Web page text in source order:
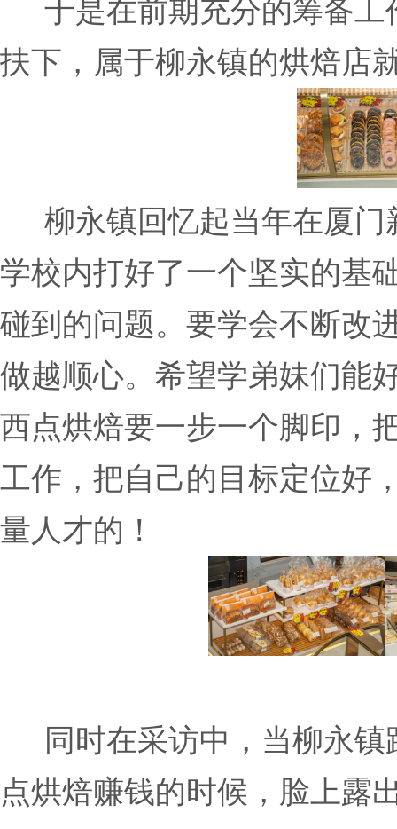
于是在前期充分的筹备工
扶下，属于柳永镇的烘焙店
柳永镇回忆起当年在厦门
学校内打好了一个坚实的基
碰到的问题。要学会不断改
做越顺心。希望学弟妹们能
西点烘焙要一步一个脚印，
工作，把自己的目标定位好
量人才的！
同时在采访中，当柳永镇
点烘焙赚钱的时候，脸上露